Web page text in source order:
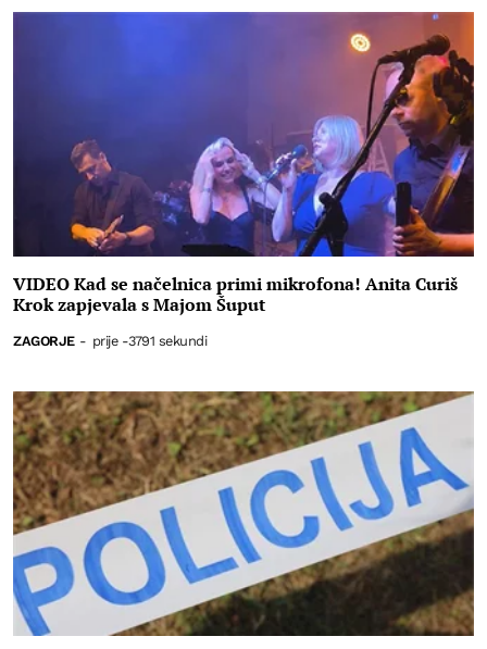
VIDEO Kad se načelnica primi mikrofona! Anita Curiš
Krok zapjevala s Majom Šuput
ZAGORJE - prije -3791 sekundi